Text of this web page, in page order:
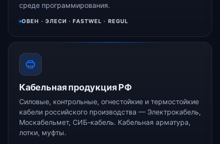
среде программирования.
ОВЕН · ЭЛЕСИ · FASTWEL · REGUL
Кабельная продукция РФ
Силовые, контрольные, огнестойкие и термостойкие
кабели российского производства — Электрокабель,
Москабельмет, СИБ-кабель. Кабельная арматура,
лотки, муфты.